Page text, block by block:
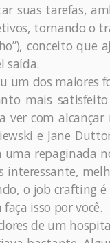
suas tarefas,
tornando o
conceito que
saída.
dos maiores
mais
com alcançar
e Jane
repaginada
o job crafting
isso por você.
de um